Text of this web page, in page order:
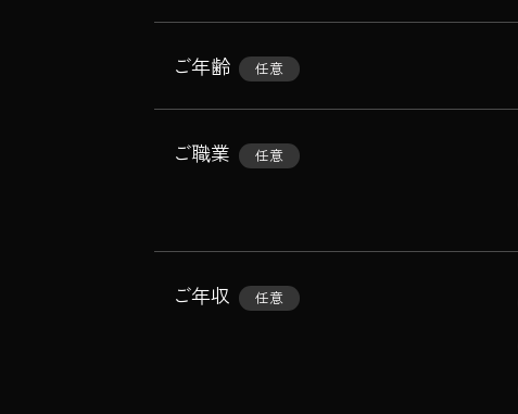
ご年齢 任意
ご職業 任意
ご年収 任意